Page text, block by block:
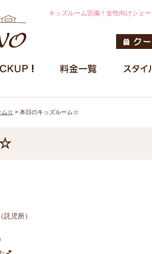
キッズルーム完備！女性向けシェ
ム☆ > 本日のキッズルーム☆
☆
児所）